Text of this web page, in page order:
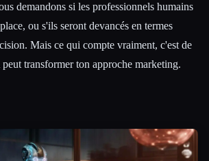
demandons si les professionnels humains
ou s'ils seront devancés en termes
Mais ce qui compte vraiment, c'est de
transformer ton approche marketing.